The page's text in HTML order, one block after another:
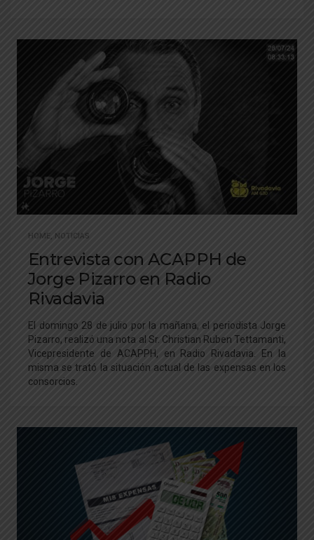
HOME, NOTICIAS
Entrevista con ACAPPH de
Jorge Pizarro en Radio
Rivadavia
El domingo 28 de julio por la mañana, el periodista Jorge
Pizarro, realizó una nota al Sr. Christian Ruben Tettamanti,
Vicepresidente de ACAPPH, en Radio Rivadavia. En la
misma se trató la situación actual de las expensas en los
consorcios.